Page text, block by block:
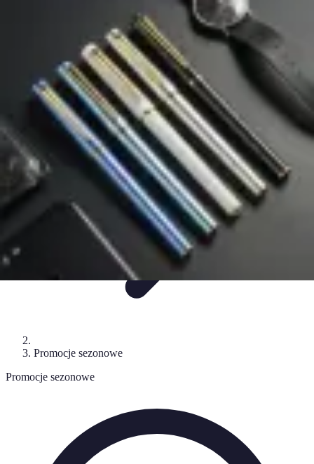
Porady TrendyPoradnikiZakupy i promocje
Mega Promocje
Promocje sezonowe
Promocje sezonowe